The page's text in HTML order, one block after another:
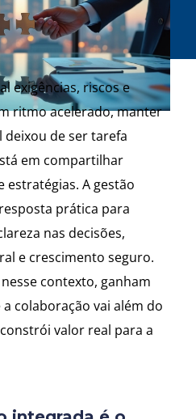
exigências, riscos e
ritmo acelerado, manter
deixou de ser tarefa
em compartilhar
estratégias. A gestão
prática para
nas decisões,
e crescimento seguro.
contexto, ganham
colaboração vai além do
valor real para a